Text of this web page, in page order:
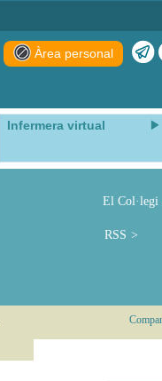
Àrea personal
Infermera virtual
El Col·legi
RSS